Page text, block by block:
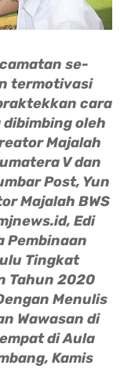
se-
termotivasi
cara
dibimbing oleh
Majalah
V dan
Post, Yun
Majalah BWS
Edi
Pembinaan
Tingkat
Tahun 2020
Menulis
Wawasan di
di Aula
Kamis